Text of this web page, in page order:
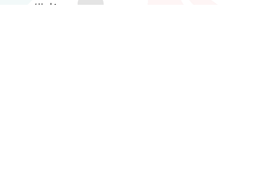
備考